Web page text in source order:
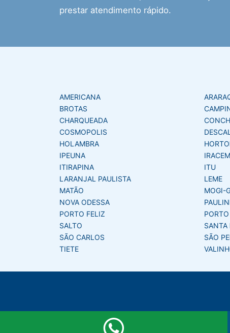
prestar atendimento rápido.
AMERICANA
BROTAS
CHARQUEADA
COSMOPOLIS
HOLAMBRA
IPEUNA
ITIRAPINA
ITU
LARANJAL PAULISTA
LEME
MATÃO
MOGI-
NOVA ODESSA
PORTO FELIZ
PORTO
SALTO
SANTA
SÃO CARLOS
SÃO
TIETE